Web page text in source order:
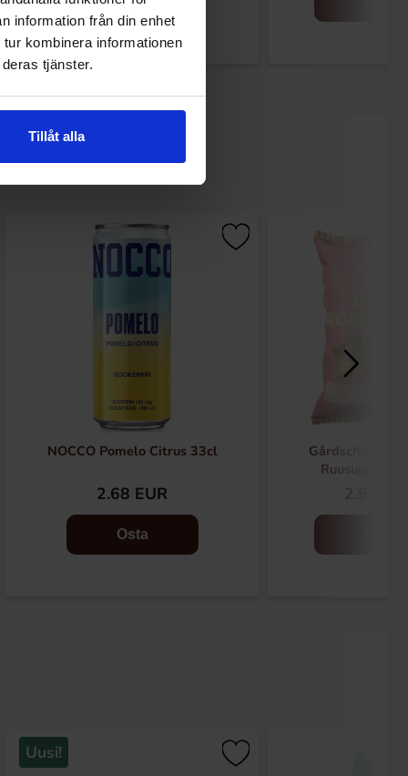
information från din enhet
kombinera informationen
tjänster.
Tillåt alla
NOCCO Pomelo Citrus 33cl
2.68 EUR
Osta
Gårdschips
Ruusupippuri
Uusi!